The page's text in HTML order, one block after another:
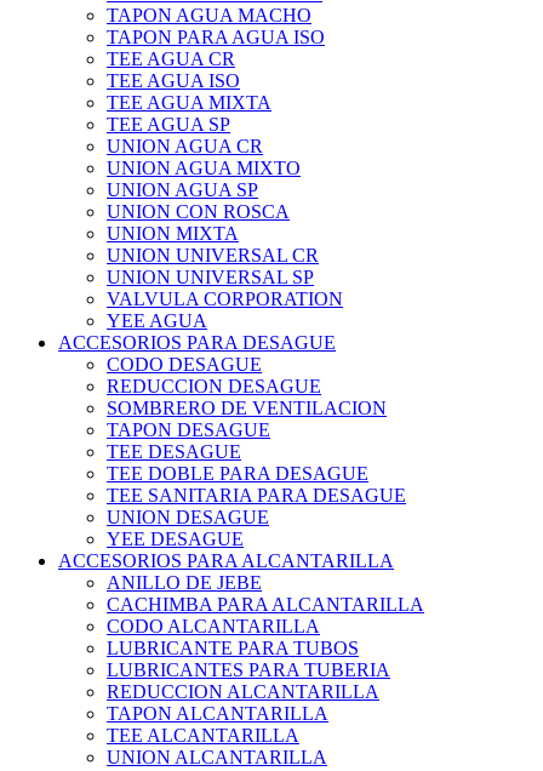
TAPON AGUA MACHO
TAPON PARA AGUA ISO
TEE AGUA CR
TEE AGUA ISO
TEE AGUA MIXTA
TEE AGUA SP
UNION AGUA CR
UNION AGUA MIXTO
UNION AGUA SP
UNION CON ROSCA
UNION MIXTA
UNION UNIVERSAL CR
UNION UNIVERSAL SP
VALVULA CORPORATION
YEE AGUA
ACCESORIOS PARA DESAGUE
CODO DESAGUE
REDUCCION DESAGUE
SOMBRERO DE VENTILACION
TAPON DESAGUE
TEE DESAGUE
TEE DOBLE PARA DESAGUE
TEE SANITARIA PARA DESAGUE
UNION DESAGUE
YEE DESAGUE
ACCESORIOS PARA ALCANTARILLA
ANILLO DE JEBE
CACHIMBA PARA ALCANTARILLA
CODO ALCANTARILLA
LUBRICANTE PARA TUBOS
LUBRICANTES PARA TUBERIA
REDUCCION ALCANTARILLA
TAPON ALCANTARILLA
TEE ALCANTARILLA
UNION ALCANTARILLA